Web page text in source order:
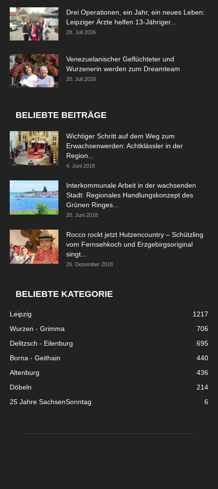
Drei Operationen, ein Jahr, ein neues Leben:
Leipziger Ärzte helfen 13-Jähriger...
28. Juli 2026
Venezuelanischer Geflüchteter und
Wurzenerin werden zum Dreamteam
20. Juli 2026
BELIEBTE BEITRÄGE
Wichtiger Schritt auf dem Weg zum
Erwachsenwerden: Achtklässler in der
Region...
4. Juni 2018
Interkommunale Arbeit in der wachsenden
Stadt: Regionales Handlungskonzept des
Grünen Ringes...
20. Juni 2018
Rocco rockt jetzt Hutzencountry – Schützling
vom Fernsehkoch und Erzgebirgsoriginal
singt...
26. Dezember 2018
BELIEBTE KATEGORIE
Leipzig
1217
Wurzen - Grimma
706
Delitzsch - Eilenburg
695
Borna - Geithain
440
Altenburg
436
Döbeln
214
25 Jahre SachsenSonntag
6